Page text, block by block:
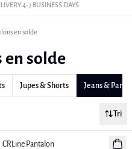
4-7 BUSINESS DAYS
en solde
en solde
Jupes & Shorts Jeans &
Tri
CRLine Pantalon